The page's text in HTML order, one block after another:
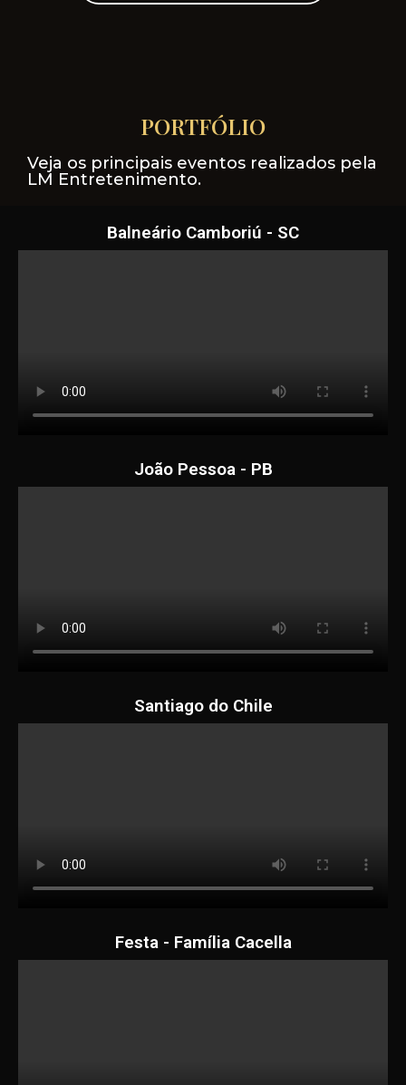
PORTFÓLIO
Veja os principais eventos realizados pela
LM Entretenimento.
Balneário Camboriú - SC
João Pessoa - PB
Santiago do Chile
Festa - Família Cacella